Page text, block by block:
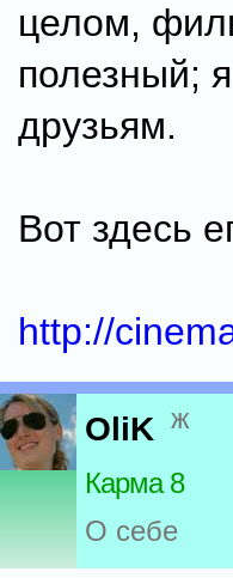
целом,
полезный;
друзьям.
Вот здесь
http://
OliK ж
Карма 8
О себе